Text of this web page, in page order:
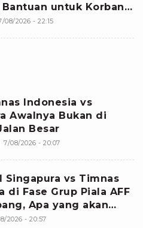
Bantuan untuk Korban
08/2026 - 22:15
Indonesia vs
Awalnya Bukan di
Besar
7/08/2026 - 20:07
Singapura vs Timnas
di Fase Grup Piala AFF
Apa yang akan
2026 - 20:57